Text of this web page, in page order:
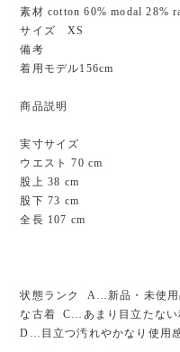
素材 cotton 60% modal 28%
サイズ XS
備考
着用モデル156cm
商品説明
実寸サイズ
ウエスト 70 cm
股上 38 cm
股下 73 cm
全長 107 cm
状態ランク A…新品・未使
な古着 C…あまり目立たない
D…目立つ汚れやかなり使用